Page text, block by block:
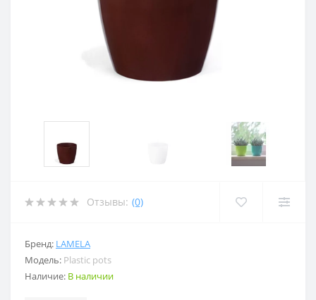
Отзывы: (0)
Бренд: LAMELA
Модель: Plastic pots
Наличие: В наличии